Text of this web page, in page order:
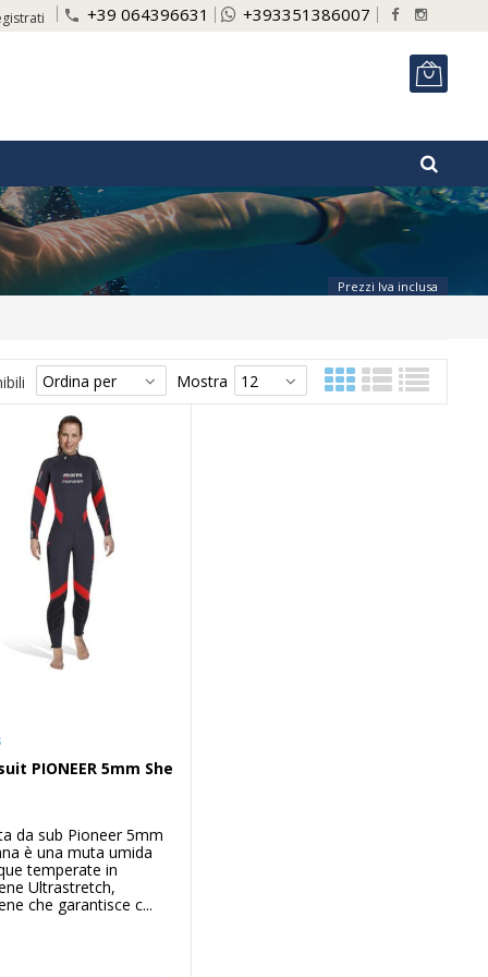
phone +39 064396631 +393351386007
Prezzi Iva inclusa
Mostra
PIONEER 5mm She
da sub Pioneer 5mm
è una muta umida
temperate in
Ultrastretch,
che garantisce c...